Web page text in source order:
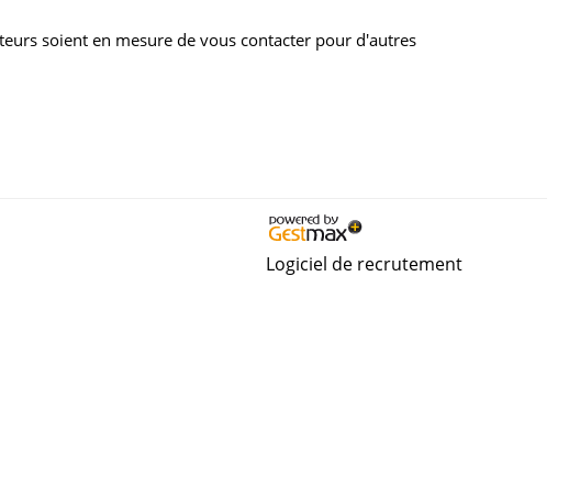
soient en mesure de vous contacter pour d'autres
Logiciel de recrutement